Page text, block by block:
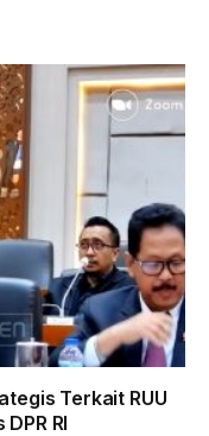
Terkait RUU
RI